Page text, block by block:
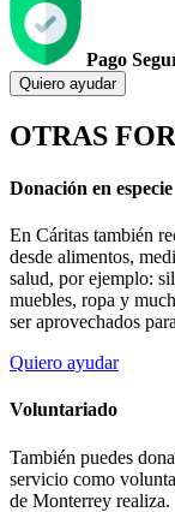
Pago
Quiero ayudar
OTRAS
Donación en especie
En Cáritas también
desde alimentos,
salud, por ejemplo:
muebles, ropa y
ser aprovechados
Quiero ayudar
Voluntariado
También puedes
servicio como
de Monterrey realiza.